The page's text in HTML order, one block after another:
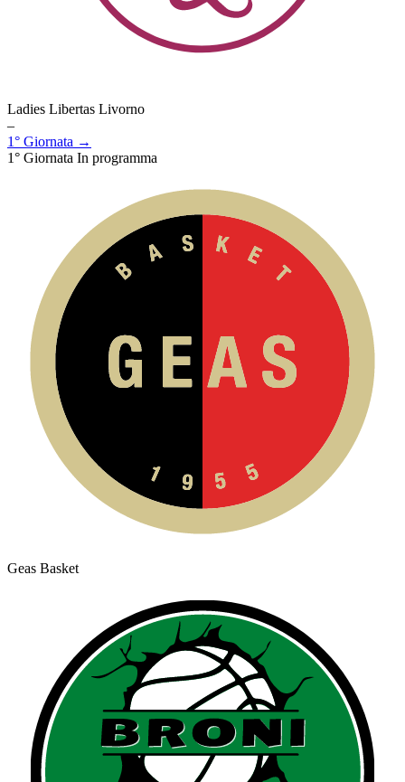
Ladies Libertas Livorno
–
1° Giornata →
1° Giornata In programma
Geas Basket